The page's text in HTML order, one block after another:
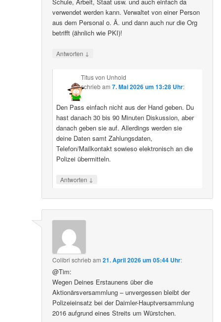
verwendet werden kann. Verwaltet von einer Person
aus dem Personal o. Ä. und dann auch nur die Org
betrifft (ähnlich wie PKI)!
Antworten ↓
Titus von Unhold
schriebam 7. Mai 2026 um 13:28 Uhr:
Den Pass einfach nicht aus der Hand geben. Du
hast danach 30 bis 90 Minuten Diskussion, aber
danach geben sie auf. Allerdings werden sie
deine Daten samt Zahlungsdaten,
Telefon/Mailkontakt sowieso elektronisch an die
Polizei übermitteln.
Antworten ↓
Colibri schriebam21. April 2026 um 05:44 Uhr:
@Tim:
Wegen Deines Erstaunens über die
Aktionärsversammlung – unvergessen bleibt der
Polizeieinsatz bei der Daimler-Hauptversammlung
2016 aufgrund eines Streits um Würstchen.